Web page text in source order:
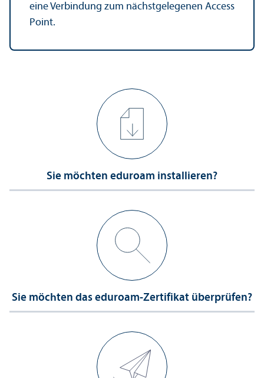
eine Verbindung zum nächstgelegenen Access
Point.
Sie möchten eduroam installieren?
Sie möchten das eduroam-Zertifikat überprüfen?